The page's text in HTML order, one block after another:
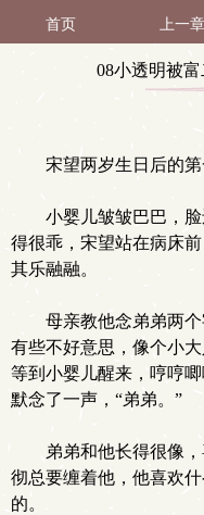
首页 上一章
08小透明被
宋望两岁生日后的
小婴儿皱皱巴巴，
得很乖，宋望站在病床
其乐融融。
母亲教他念弟弟两
有些不好意思，像个小
等到小婴儿醒来，哼哼
默念了一声，“弟弟。”
弟弟和他长得很像
彻总要缠着他，他喜欢
的。